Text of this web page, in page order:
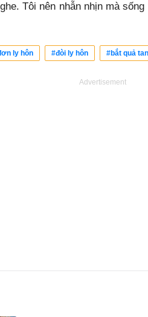
Tôi nên nhẫn nhịn mà
ly hôn #đòi ly hôn #bắt quả
Advertisement